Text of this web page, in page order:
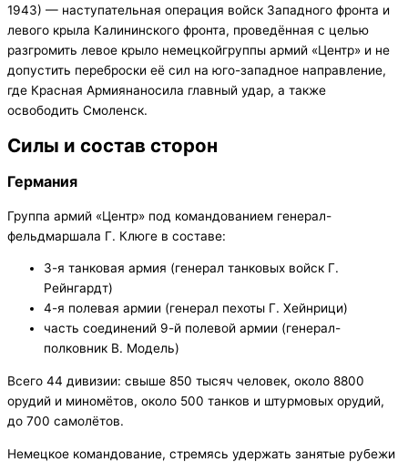
1943) — наступательная операция войск Западного фронта и
левого крыла Калининского фронта, проведённая с целью
разгромить левое крыло немецкойгруппы армий «Центр» и не
допустить переброски её сил на юго-западное направление,
где Красная Армиянаносила главный удар, а также
освободить Смоленск.
Силы и состав сторон
Германия
Группа армий «Центр» под командованием генерал-
фельдмаршала Г. Клюге в составе:
3-я танковая армия (генерал танковых войск Г.
Рейнгардт)
4-я полевая армии (генерал пехоты Г. Хейнрици)
часть соединений 9-й полевой армии (генерал-
полковник В. Модель)
Всего 44 дивизии: свыше 850 тысяч человек, около 8800
орудий и миномётов, около 500 танков и штурмовых орудий,
до 700 самолётов.
Немецкое командование, стремясь удержать занятые рубежи